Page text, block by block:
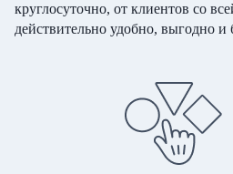
круглосуточно, от клиентов со
действительно удобно, выгодно и